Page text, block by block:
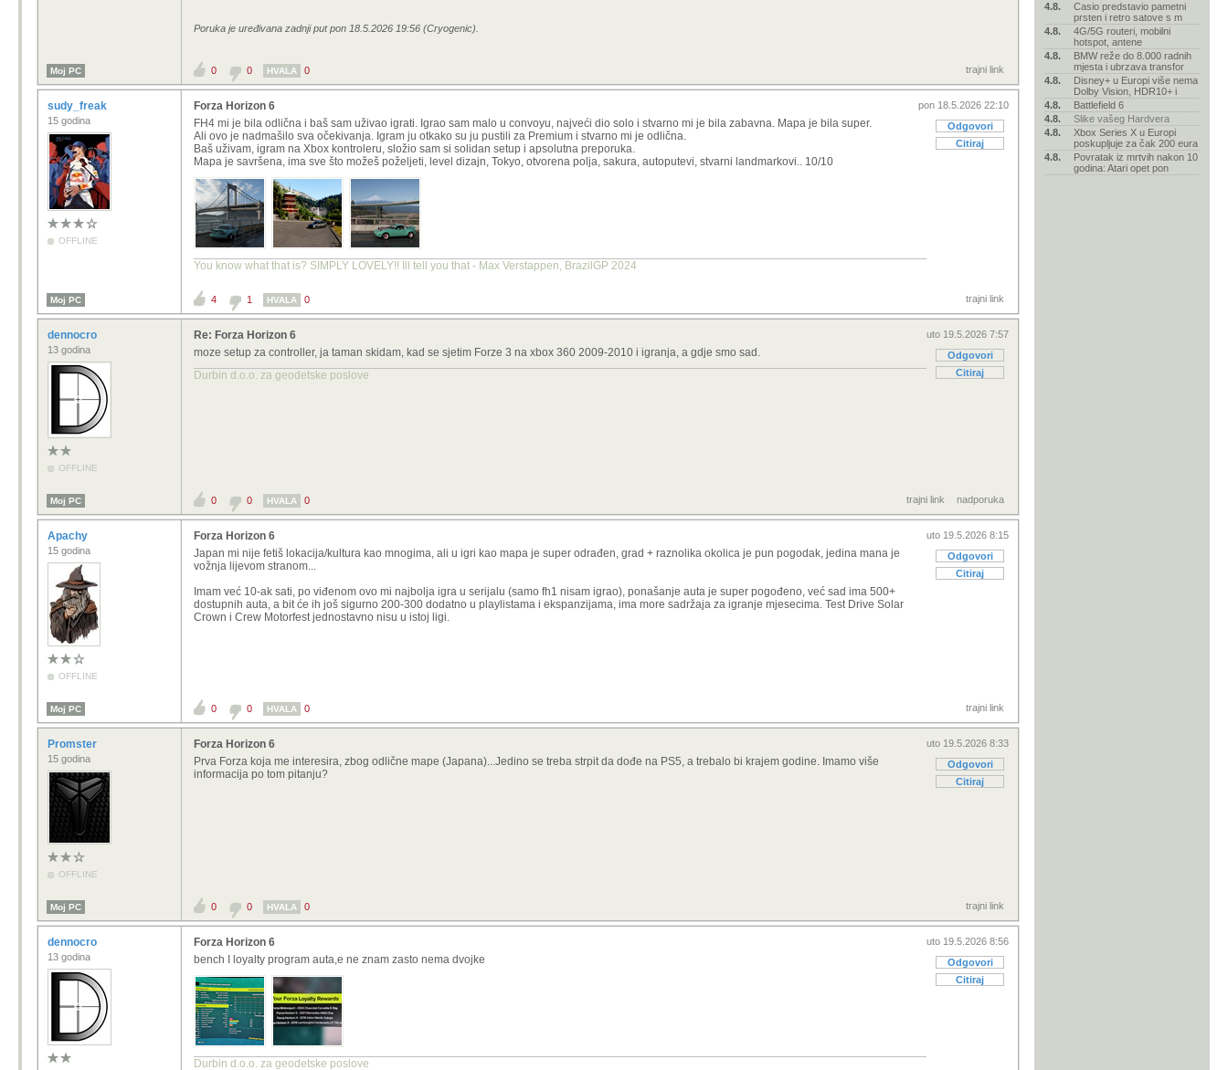
Poruka je uređivana zadnji put pon 18.5.2026 19:56 (Cryogenic).
Moj PC trajni link
0 0 HVALA 0
sudy_freak
15 godina
OFFLINE
pon 18.5.2026 22:10
Odgovori
Citiraj
Forza Horizon 6
FH4 mi je bila odlična i baš sam uživao igrati. Igrao sam malo u convoyu, najveći dio solo i stvarno mi je bila zabavna. Mapa je bila super.
Ali ovo je nadmašilo sva očekivanja. Igram ju otkako su ju pustili za Premium i stvarno mi je odlična.
Baš uživam, igram na Xbox kontroleru, složio sam si solidan setup i apsolutna preporuka.
Mapa je savršena, ima sve što možeš poželjeti, level dizajn, Tokyo, otvorena polja, sakura, autoputevi, stvarni landmarkovi.. 10/10
You know what that is? SIMPLY LOVELY!! Ill tell you that - Max Verstappen, BrazilGP 2024
Moj PC trajni link
4 1 HVALA 0
dennocro
13 godina
OFFLINE
uto 19.5.2026 7:57
Odgovori
Citiraj
Re: Forza Horizon 6
moze setup za controller, ja taman skidam, kad se sjetim Forze 3 na xbox 360 2009-2010 i igranja, a gdje smo sad.
Durbin d.o.o. za geodetske poslove
Moj PC trajni link nadporuka
0 0 HVALA 0
Apachy
15 godina
OFFLINE
uto 19.5.2026 8:15
Odgovori
Citiraj
Forza Horizon 6
Japan mi nije fetiš lokacija/kultura kao mnogima, ali u igri kao mapa je super odrađen, grad + raznolika okolica je pun pogodak, jedina mana je
vožnja lijevom stranom...
Imam već 10-ak sati, po viđenom ovo mi najbolja igra u serijalu (samo fh1 nisam igrao), ponašanje auta je super pogođeno, već sad ima 500+
dostupnih auta, a bit će ih još sigurno 200-300 dodatno u playlistama i ekspanzijama, ima more sadržaja za igranje mjesecima. Test Drive Solar
Crown i Crew Motorfest jednostavno nisu u istoj ligi.
Moj PC trajni link
0 0 HVALA 0
Promster
15 godina
OFFLINE
uto 19.5.2026 8:33
Odgovori
Citiraj
Forza Horizon 6
Prva Forza koja me interesira, zbog odlične mape (Japana)...Jedino se treba strpit da dođe na PS5, a trebalo bi krajem godine. Imamo više
informacija po tom pitanju?
Moj PC trajni link
0 0 HVALA 0
dennocro
13 godina
uto 19.5.2026 8:56
Odgovori
Citiraj
Forza Horizon 6
bench I loyalty program auta,e ne znam zasto nema dvojke
Durbin d.o.o. za geodetske poslove
4.8.
Casio predstavio pametni
prsten i retro satove s m
4.8.
4G/5G routeri, mobilni
hotspot, antene
4.8.
BMW reže do 8.000 radnih
mjesta i ubrzava transfor
4.8.
Disney+ u Europi više nema
Dolby Vision, HDR10+ i
4.8.
Battlefield 6
4.8.
Slike vašeg Hardvera
4.8.
Xbox Series X u Europi
poskupljuje za čak 200 eura
4.8.
Povratak iz mrtvih nakon 10
godina: Atari opet pon